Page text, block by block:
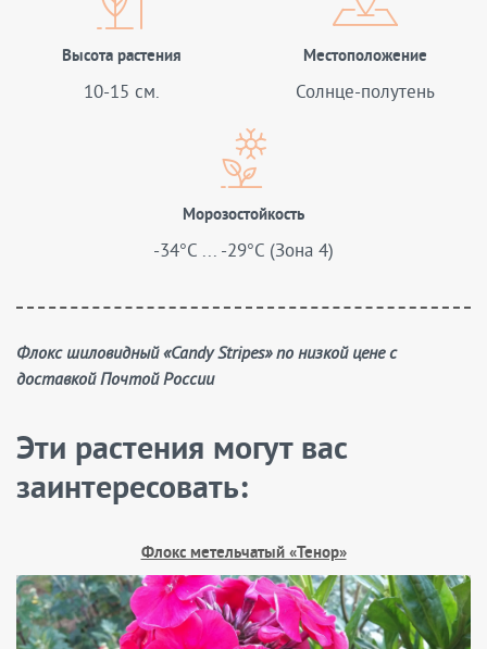
Высота растения
10-15 см.
Местоположение
Солнце-полутень
Морозостойкость
-34°C ... -29°C (Зона 4)
Флокс шиловидный «Candy Stripes» по низкой цене с
доставкой Почтой России
Эти растения могут вас
заинтересовать:
Флокс метельчатый «Тенор»